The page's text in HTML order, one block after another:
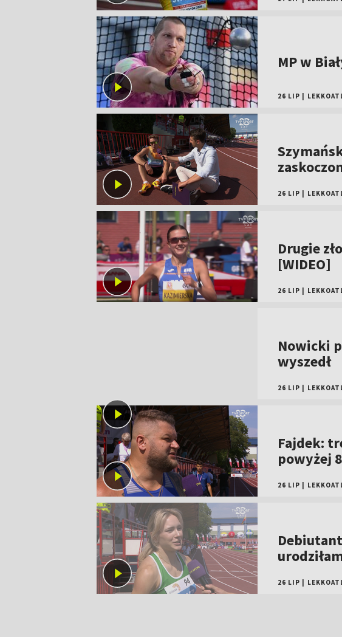
MP w
26 LIP
26 LIP
Drugie
[WIDEO]
26 LIP
Nowicki
wyszedł
26 LIP
Fajdek:
powyżej
26 LIP
26 LIP